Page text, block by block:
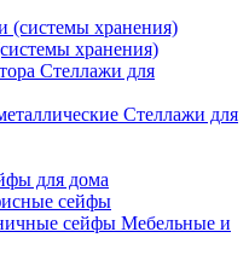
хранения)
Стеллажи для
Стеллажи для
для дома
сейфы
Мебельные и